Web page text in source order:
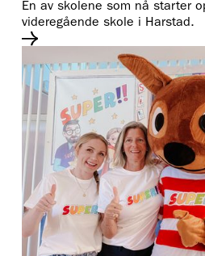
En av skolene som nå starter
videregående skole i Harstad.